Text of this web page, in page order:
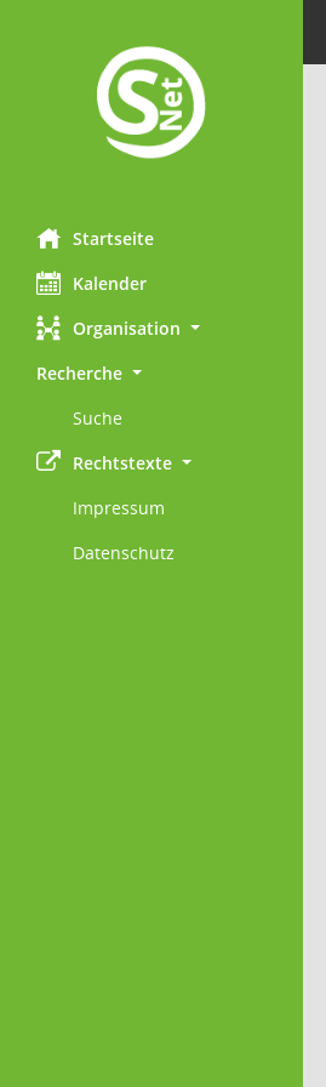
Startseite
Kalender
Organisation
Recherche
Suche
Rechtstexte
Impressum
Datenschutz